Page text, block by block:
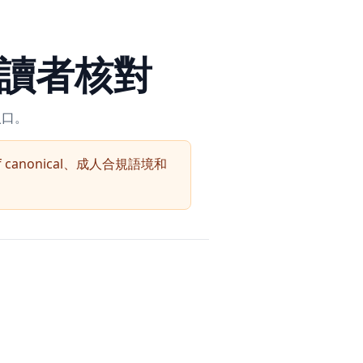
者核對
。
、成人合規語境和